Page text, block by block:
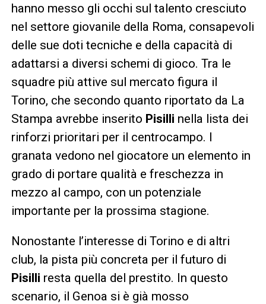
hanno messo gli occhi sul talento cresciuto
nel settore giovanile della Roma, consapevoli
delle sue doti tecniche e della capacità di
adattarsi a diversi schemi di gioco. Tra le
squadre più attive sul mercato figura il
Torino, che secondo quanto riportato da La
Stampa avrebbe inserito Pisilli nella lista dei
rinforzi prioritari per il centrocampo. I
granata vedono nel giocatore un elemento in
grado di portare qualità e freschezza in
mezzo al campo, con un potenziale
importante per la prossima stagione.
Nonostante l’interesse di Torino e di altri
club, la pista più concreta per il futuro di
Pisilli resta quella del prestito. In questo
scenario, il Genoa si è già mosso